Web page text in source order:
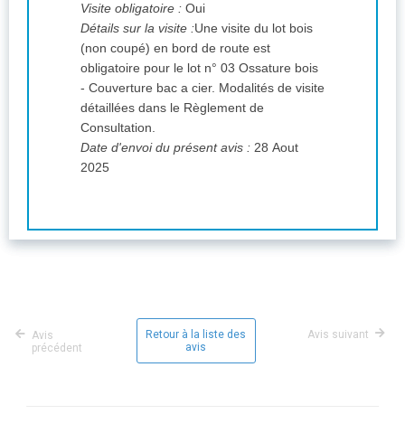
Visite obligatoire : Oui
Détails sur la visite :Une visite du lot bois
(non coupé) en bord de route est
obligatoire pour le lot n° 03 Ossature bois
- Couverture bac a cier. Modalités de visite
détaillées dans le Règlement de
Consultation.
Date d'envoi du présent avis : 28 Aout
2025
Avis
précédent
Retour à la liste des
avis
Avis suivant